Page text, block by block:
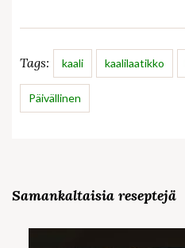
Tags: kaali kaalilaatikko
Päivällinen
Samankaltaisia reseptejä